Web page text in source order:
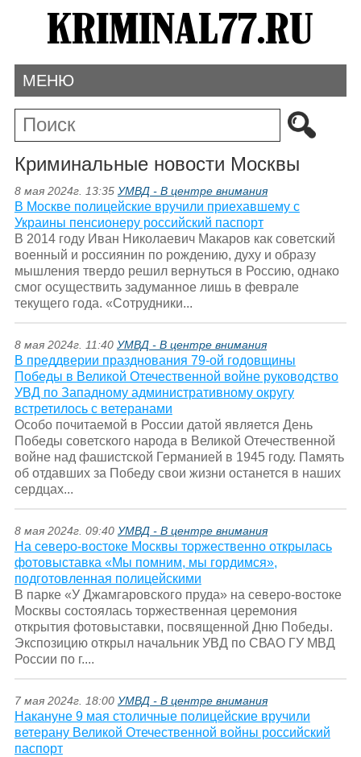
МЕНЮ
Криминальные новости Москвы
8 мая 2024г. 13:35 УМВД - В центре внимания
В Москве полицейские вручили приехавшему с
Украины пенсионеру российский паспорт
В 2014 году Иван Николаевич Макаров как советский
военный и россиянин по рождению, духу и образу
мышления твердо решил вернуться в Россию, однако
смог осуществить задуманное лишь в феврале
текущего года. «Сотрудники...
8 мая 2024г. 11:40 УМВД - В центре внимания
В преддверии празднования 79-ой годовщины
Победы в Великой Отечественной войне руководство
УВД по Западному административному округу
встретилось с ветеранами
Особо почитаемой в России датой является День
Победы советского народа в Великой Отечественной
войне над фашистской Германией в 1945 году. Память
об отдавших за Победу свои жизни останется в наших
сердцах...
8 мая 2024г. 09:40 УМВД - В центре внимания
На северо-востоке Москвы торжественно открылась
фотовыставка «Мы помним, мы гордимся»,
подготовленная полицейскими
В парке «У Джамгаровского пруда» на северо-востоке
Москвы состоялась торжественная церемония
открытия фотовыставки, посвященной Дню Победы.
Экспозицию открыл начальник УВД по СВАО ГУ МВД
России по г....
7 мая 2024г. 18:00 УМВД - В центре внимания
Накануне 9 мая столичные полицейские вручили
ветерану Великой Отечественной войны российский
паспорт